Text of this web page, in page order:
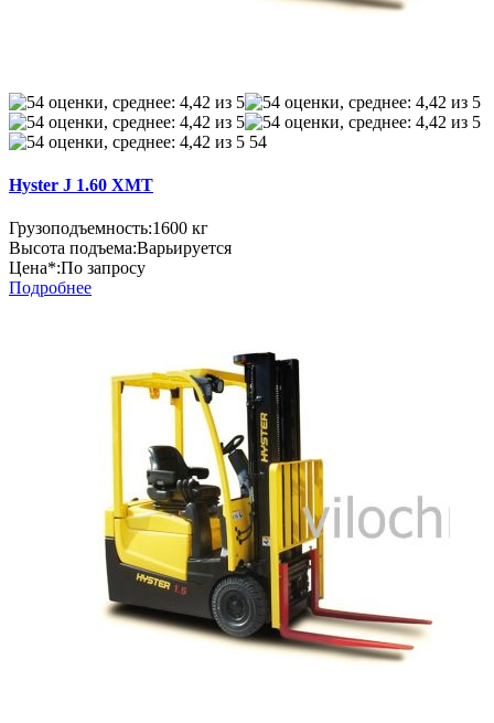
54
Hyster J 1.60 XMT
Грузоподъемность:1600 кг
Высота подъема:Варьируется
Цена*:По запросу
Подробнее